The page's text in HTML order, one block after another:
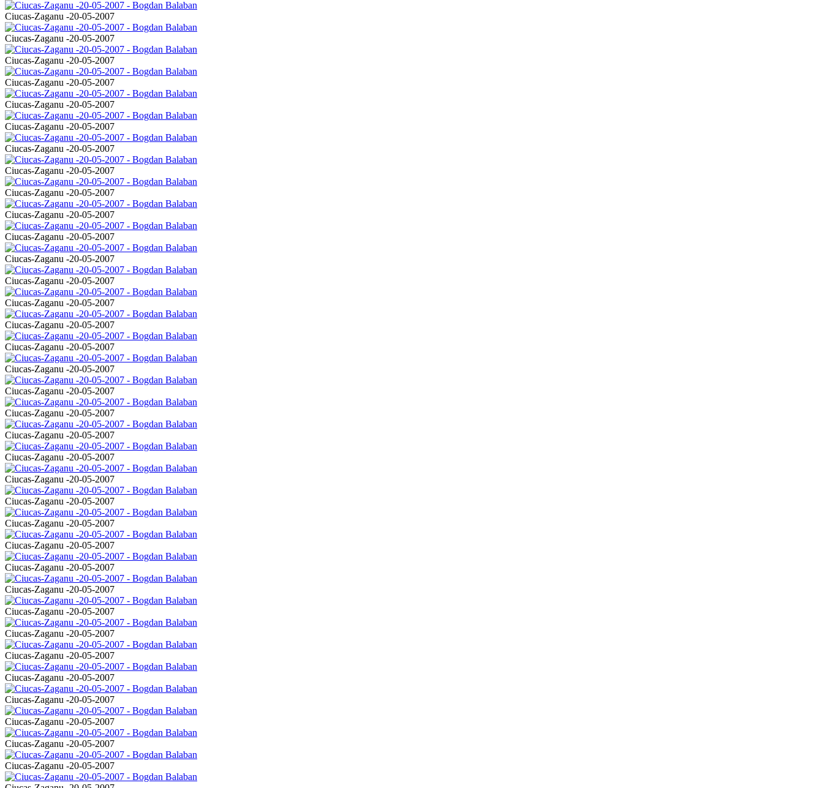
Ciucas-Zaganu -20-05-2007
Ciucas-Zaganu -20-05-2007
Ciucas-Zaganu -20-05-2007
Ciucas-Zaganu -20-05-2007
Ciucas-Zaganu -20-05-2007
Ciucas-Zaganu -20-05-2007
Ciucas-Zaganu -20-05-2007
Ciucas-Zaganu -20-05-2007
Ciucas-Zaganu -20-05-2007
Ciucas-Zaganu -20-05-2007
Ciucas-Zaganu -20-05-2007
Ciucas-Zaganu -20-05-2007
Ciucas-Zaganu -20-05-2007
Ciucas-Zaganu -20-05-2007
Ciucas-Zaganu -20-05-2007
Ciucas-Zaganu -20-05-2007
Ciucas-Zaganu -20-05-2007
Ciucas-Zaganu -20-05-2007
Ciucas-Zaganu -20-05-2007
Ciucas-Zaganu -20-05-2007
Ciucas-Zaganu -20-05-2007
Ciucas-Zaganu -20-05-2007
Ciucas-Zaganu -20-05-2007
Ciucas-Zaganu -20-05-2007
Ciucas-Zaganu -20-05-2007
Ciucas-Zaganu -20-05-2007
Ciucas-Zaganu -20-05-2007
Ciucas-Zaganu -20-05-2007
Ciucas-Zaganu -20-05-2007
Ciucas-Zaganu -20-05-2007
Ciucas-Zaganu -20-05-2007
Ciucas-Zaganu -20-05-2007
Ciucas-Zaganu -20-05-2007
Ciucas-Zaganu -20-05-2007
Ciucas-Zaganu -20-05-2007